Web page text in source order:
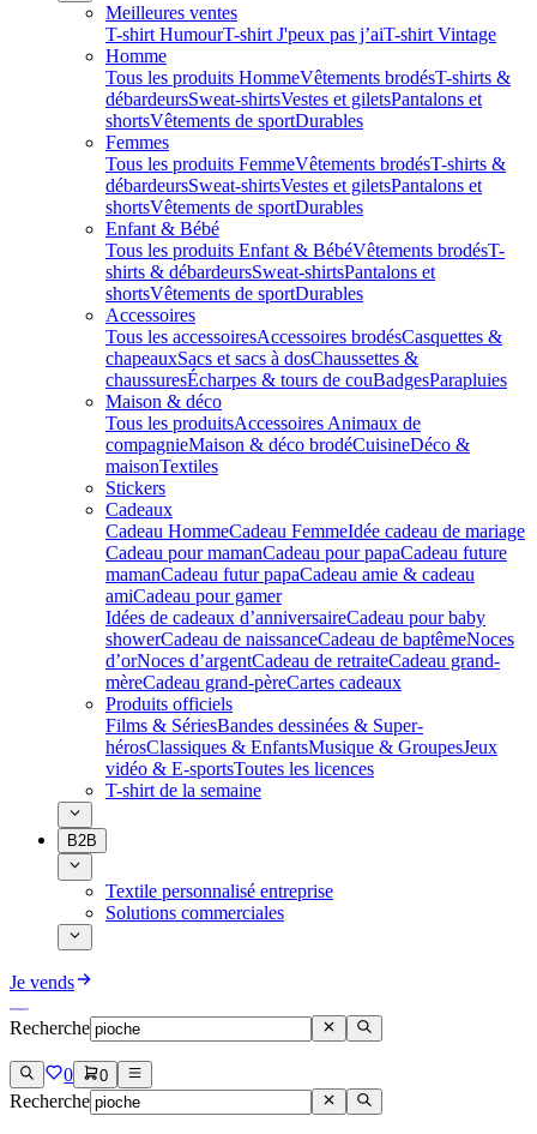
Meilleures ventes
T-shirt HumourT-shirt J'peux pas j’aiT-shirt Vintage
Homme
Tous les produits HommeVêtements brodésT-shirts &
débardeursSweat-shirtsVestes et giletsPantalons et
shortsVêtements de sportDurables
Femmes
Tous les produits FemmeVêtements brodésT-shirts &
débardeursSweat-shirtsVestes et giletsPantalons et
shortsVêtements de sportDurables
Enfant & Bébé
Tous les produits Enfant & BébéVêtements brodésT-
shirts & débardeursSweat-shirtsPantalons et
shortsVêtements de sportDurables
Accessoires
Tous les accessoiresAccessoires brodésCasquettes &
chapeauxSacs et sacs à dosChaussettes &
chaussuresÉcharpes & tours de couBadgesParapluies
Maison & déco
Tous les produitsAccessoires Animaux de
compagnieMaison & déco brodéCuisineDéco &
maisonTextiles
Stickers
Cadeaux
Cadeau HommeCadeau FemmeIdée cadeau de mariage​
Cadeau pour mamanCadeau pour papaCadeau future
mamanCadeau futur papaCadeau amie & cadeau
amiCadeau pour gamer
Idées de cadeaux d’anniversaireCadeau pour baby
showerCadeau de naissanceCadeau de baptêmeNoces
d’orNoces d’argentCadeau de retraiteCadeau grand-
mèreCadeau grand-pèreCartes cadeaux
Produits officiels
Films & SériesBandes dessinées & Super-
hérosClassiques & EnfantsMusique & GroupesJeux
vidéo & E-sportsToutes les licences
T-shirt de la semaine
B2B
Textile personnalisé entreprise
Solutions commerciales
Je vends
Recherche
0 0
Recherche